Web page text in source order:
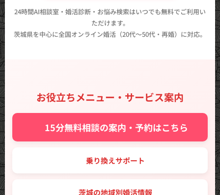
24時間AI相談室・婚活診断・お悩み検索はいつでも無料でご利用い
ただけます。
茨城県を中心に全国オンライン婚活（20代〜50代・再婚）に対応。
お役立ちメニュー・サービス案内
✨ 15分無料相談の案内・予約はこちら
🔑 乗り換えサポート
🗾 茨城の地域別婚活情報